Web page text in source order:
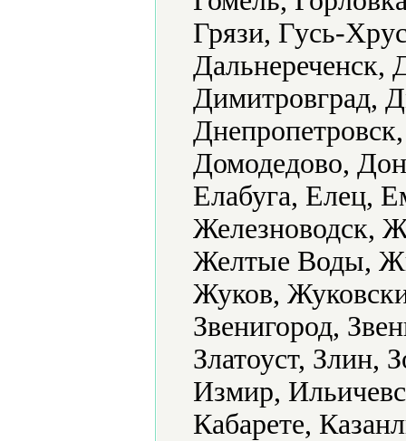
Грязи, Гусь-
Дальнереченск,
Димитровград,
Домодедово,
Елабуга, Елец,
Железноводск,
Желтые Воды,
Жуков,
Звенигород,
Златоуст, Злин,
Измир,
Кабарете,